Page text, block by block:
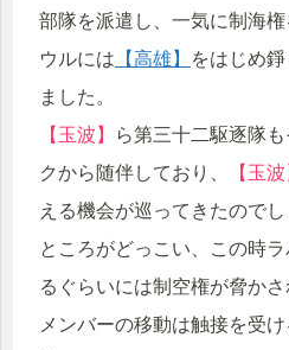
部隊を派遣し、一気に制海
ウルには 【高雄】
をはじめ
ました。
【玉波】
ら第三十二駆逐隊
クから随伴しており、
【玉波
える機会が巡ってきたのでし
ところがどっこい、この時
るぐらいには制空権が脅か
メンバーの移動は触接を受